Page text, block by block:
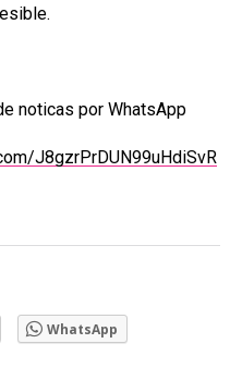
noticas por WhatsApp
J8gzrPrDUN99uHdiSvR
WhatsApp